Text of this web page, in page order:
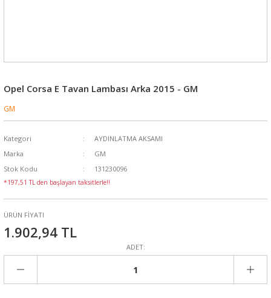
Opel Corsa E Tavan Lambası Arka 2015 - GM
GM
Kategori
AYDINLATMA AKSAMI
Marka
GM
Stok Kodu
131230096
*197,51 TL den başlayan taksitlerle!!
ÜRÜN FİYATI
1.902,94 TL
ADET: